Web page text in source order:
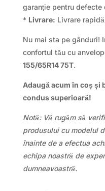
garanție pentru defecte
* Livrare: Livrare
Nu mai sta pe gânduri!
confortul tău cu
155/65R14 75T.
Adaugă acum în coș și
condus superioară!
Notă: Vă rugăm să
produsului cu modelul
înainte de a efectua
echipa noastră de
dumneavoastră.